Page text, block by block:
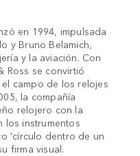
en 1994, impulsada
y Bruno Belamich,
y la aviación. Con
Ross se convirtió
campo de los relojes
la compañía
relojero con la
los instrumentos
'círculo dentro de un
firma visual.